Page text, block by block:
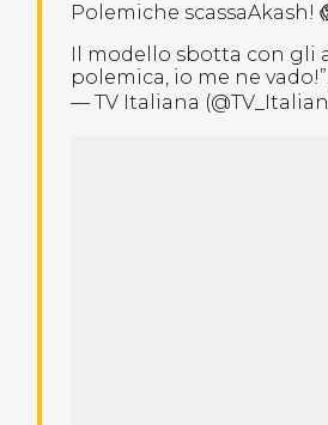
Polemiche scassaAkash!
Il modello sbotta con gli
polemica, io me ne
— TV Italiana